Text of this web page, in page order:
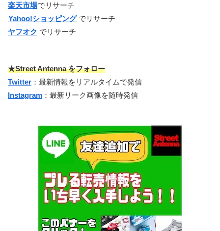
楽天市場でリサーチ
Yahoo!ショッピングでリサーチ
ヤフオク でリサーチ
★Street Antenna をフォロー
Twitter ：最新情報をリアルタイムで発信
Instagram ：最新リーク画像を随時発信